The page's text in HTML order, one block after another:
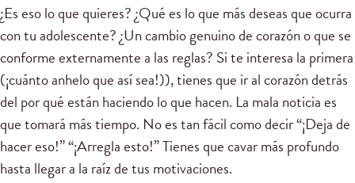
¿Es eso lo que quieres? ¿Qué es lo que más deseas que ocurra
con tu adolescente? ¿Un cambio genuino de corazón o que se
conforme externamente a las reglas? Si te interesa la primera
(¡cuánto anhelo que así sea!)), tienes que ir al corazón detrás
del por qué están haciendo lo que hacen. La mala noticia es
que tomará más tiempo. No es tan fácil como decir “¡Deja de
hacer eso!” “¡Arregla esto!” Tienes que cavar más profundo
hasta llegar a la raíz de tus motivaciones.